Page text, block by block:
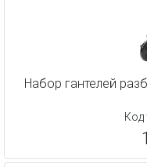
Набор гантелей
Код